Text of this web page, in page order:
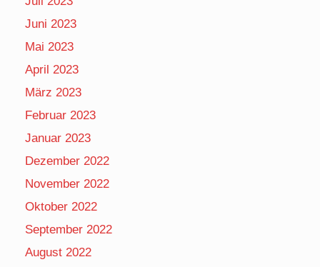
Juni 2023
Mai 2023
April 2023
März 2023
Februar 2023
Januar 2023
Dezember 2022
November 2022
Oktober 2022
September 2022
August 2022